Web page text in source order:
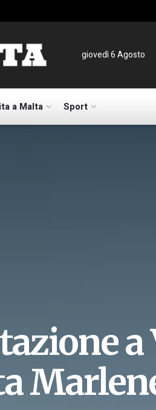
giovedì 6 Agosto
a Malta Sport
a